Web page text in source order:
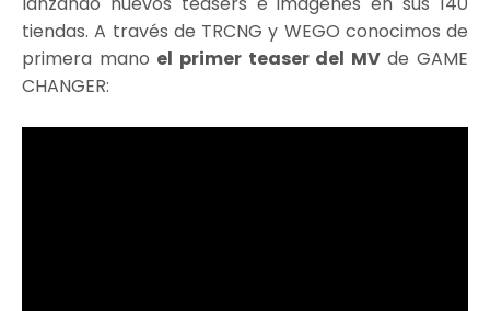
tiendas. A través de TRCNG y WEGO conocimos de
primera mano el primer teaser del MVde GAME
CHANGER: